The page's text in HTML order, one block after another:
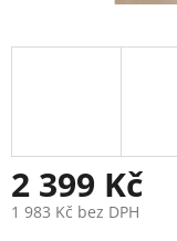
2 399 Kč
1 983 Kč bez DPH